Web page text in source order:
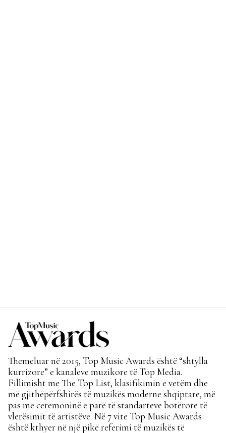
Themeluar në 2015, Top Music Awards është “shtylla
kurrizore” e kanaleve muzikore të Top Media.
Fillimisht me The Top List, klasifikimin e vetëm dhe
më gjithëpërfshirës të muzikës moderne shqiptare, më
pas me ceremoninë e parë të standarteve botërore të
vlerësimit të artistëve. Në 7 vite Top Music Awards
është kthyer në një pikë referimi të muzikës të